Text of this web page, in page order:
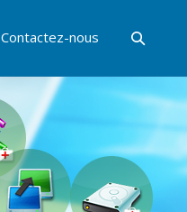
Contactez-nous